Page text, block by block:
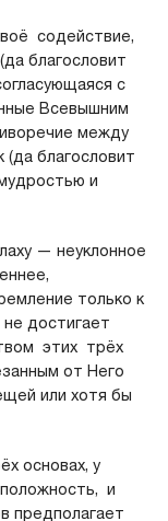
содействие,
благословит
с
Всевышним
между
благословит
и
— неуклонное
только к
не достигает
этих трёх
от Него
или хотя бы
основах, у
и
предполагает